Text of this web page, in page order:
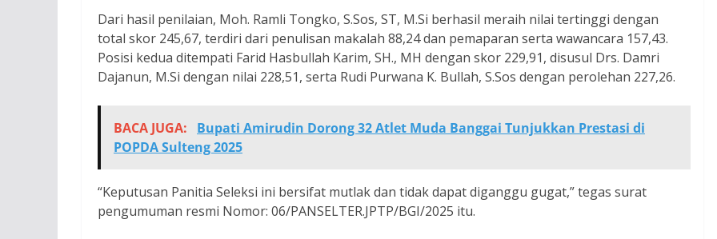
Dari hasil penilaian, Moh. Ramli Tongko, S.Sos, ST, M.Si berhasil meraih nilai tertinggi dengan
total skor 245,67, terdiri dari penulisan makalah 88,24 dan pemaparan serta wawancara 157,43.
Posisi kedua ditempati Farid Hasbullah Karim, SH., MH dengan skor 229,91, disusul Drs. Damri
Dajanun, M.Si dengan nilai 228,51, serta Rudi Purwana K. Bullah, S.Sos dengan perolehan 227,26.
BACA JUGA:
Bupati Amirudin Dorong 32 Atlet Muda Banggai Tunjukkan Prestasi di
POPDA Sulteng 2025
“Keputusan Panitia Seleksi ini bersifat mutlak dan tidak dapat diganggu gugat,” tegas surat
pengumuman resmi Nomor: 06/PANSELTER.JPTP/BGI/2025 itu.